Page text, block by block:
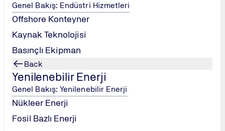
Genel Bakış: Endüstri Hizmetleri
Offshore Konteyner
Kaynak Teknolojisi
Basınçlı Ekipman
Back
Yenilenebilir Enerji
Genel Bakış: Yenilenebilir Enerji
Nükleer Enerji
Fosil Bazlı Enerji
‘’ISO 14001:2015 Çevre Yönetim Sistemi Bilgilendirme
indirim uygulanmaktadır.